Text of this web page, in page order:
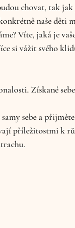
chovat, tak
naše děti
Víte, jaká je
si vážit svého
Získané
sebe a
příležitostmi k